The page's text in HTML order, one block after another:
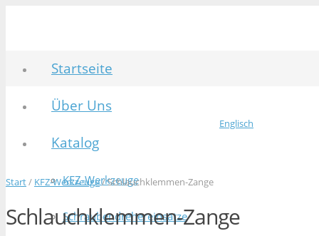
Englisch
Startseite
Über Uns
Katalog
KFZ-Werkzeuge
Schraubendrehereinsätze
Start/ KFZ-Werkzeuge/ Schlauchklemmen-Zange
Schlauchklemmen-Zange